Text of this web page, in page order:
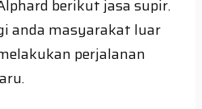
berikut jasa supir.
anda masyarakat luar
perjalanan